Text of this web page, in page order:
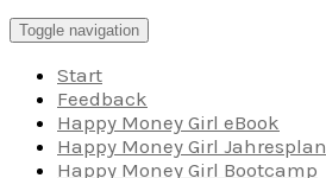
Toggle navigation
Start
Feedback
Happy Money Girl eBook
Happy Money Girl Jahresplan
Happy Money Girl Bootcamp